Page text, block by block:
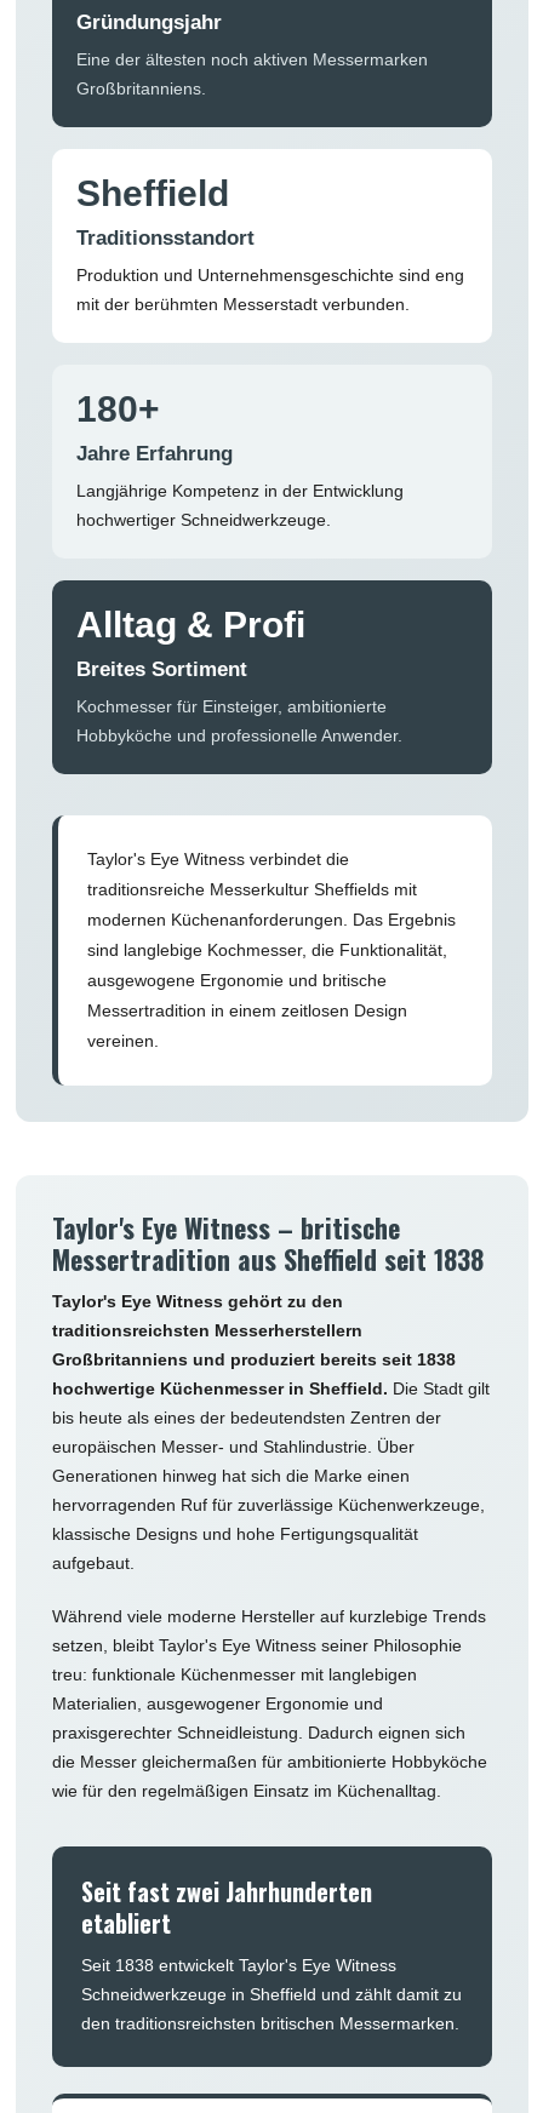
Gründungsjahr
Eine der ältesten noch aktiven Messermarken
Großbritanniens.
Sheffield
Traditionsstandort
Produktion und Unternehmensgeschichte sind eng
mit der berühmten Messerstadt verbunden.
180+
Jahre Erfahrung
Langjährige Kompetenz in der Entwicklung
hochwertiger Schneidwerkzeuge.
Alltag & Profi
Breites Sortiment
Kochmesser für Einsteiger, ambitionierte
Hobbyköche und professionelle Anwender.
Taylor's Eye Witness verbindet die
traditionsreiche Messerkultur Sheffields mit
modernen Küchenanforderungen. Das Ergebnis
sind langlebige Kochmesser, die Funktionalität,
ausgewogene Ergonomie und britische
Messertradition in einem zeitlosen Design
vereinen.
Taylor's Eye Witness – britische
Messertradition aus Sheffield seit 1838
Taylor's Eye Witness gehört zu den
traditionsreichsten Messerherstellern
Großbritanniens und produziert bereits seit 1838
hochwertige Küchenmesser in Sheffield. Die Stadt gilt
bis heute als eines der bedeutendsten Zentren der
europäischen Messer- und Stahlindustrie. Über
Generationen hinweg hat sich die Marke einen
hervorragenden Ruf für zuverlässige Küchenwerkzeuge,
klassische Designs und hohe Fertigungsqualität
aufgebaut.
Während viele moderne Hersteller auf kurzlebige Trends
setzen, bleibt Taylor's Eye Witness seiner Philosophie
treu: funktionale Küchenmesser mit langlebigen
Materialien, ausgewogener Ergonomie und
praxisgerechter Schneidleistung. Dadurch eignen sich
die Messer gleichermaßen für ambitionierte Hobbyköche
wie für den regelmäßigen Einsatz im Küchenalltag.
Seit fast zwei Jahrhunderten
etabliert
Seit 1838 entwickelt Taylor's Eye Witness
Schneidwerkzeuge in Sheffield und zählt damit zu
den traditionsreichsten britischen Messermarken.